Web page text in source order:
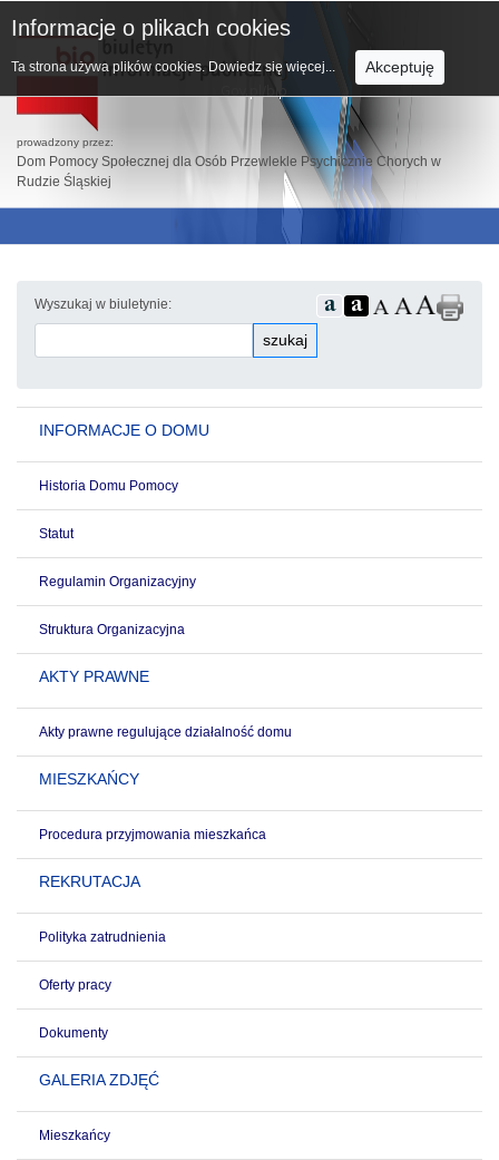
prowadzony przez:
Dom Pomocy Społecznej dla Osób Przewlekle Psychicznie Chorych w
Rudzie Śląskiej
Wyszukaj w biuletynie:
szukaj
INFORMACJE O DOMU
Historia Domu Pomocy
Statut
Regulamin Organizacyjny
Struktura Organizacyjna
AKTY PRAWNE
Akty prawne regulujące działalność domu
MIESZKAŃCY
Procedura przyjmowania mieszkańca
REKRUTACJA
Polityka zatrudnienia
Oferty pracy
Dokumenty
GALERIA ZDJĘĆ
Mieszkańcy
Informacje o plikach cookies
Ta strona używa plików cookies. Dowiedz się więcej... Akceptuję